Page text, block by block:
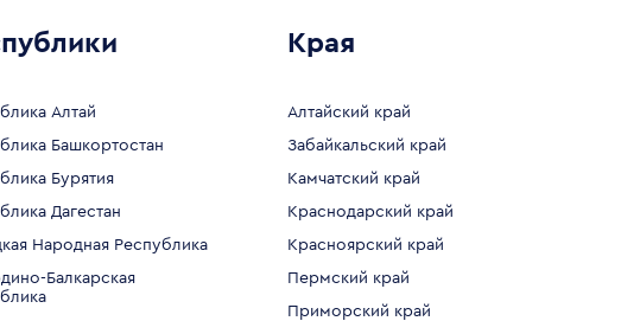
Алтай
Башкортостан
Бурятия
Дагестан
Народная Республика
Балкарская
Края
Алтайский край
Забайкальский край
Камчатский край
Краснодарский край
Красноярский край
Пермский край
Приморский край